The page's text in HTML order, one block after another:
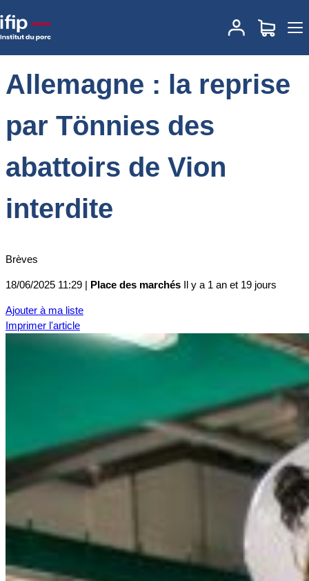
Accueil Actualités des marchés
Allemagne : la
reprise par Tönnies des abattoirs de Vion interdite
Allemagne : la reprise
par Tönnies des
abattoirs de Vion
interdite
Brèves
18/06/2025 11:29 | Place des marchés Il y a 1 an et 19 jours
Ajouter à ma liste
Imprimer l'article